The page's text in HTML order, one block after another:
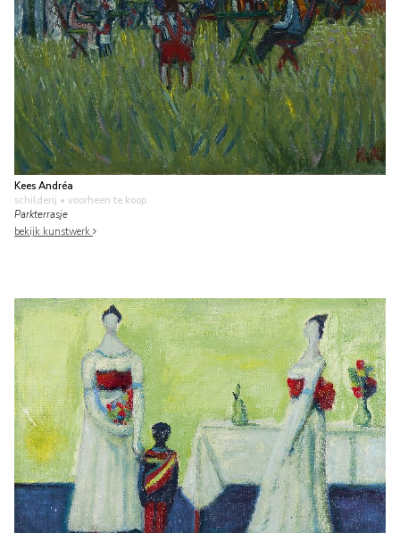
Kees Andréa
schilderij • voorheen te koop
Parkterrasje
bekijk kunstwerk